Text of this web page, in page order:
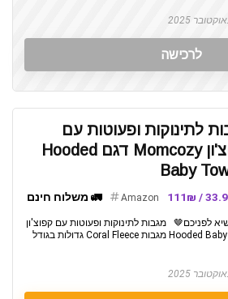
לרכישה
לתינוקות ופעוטות עם
קפוצ'ון Momcozy דגם Hooded
Baby
33.99$
Amazon 🚛 משלוח חינם
לפניכם🤎 מגבות לתינוקות ופעוטות עם קפוצ'ון
Momcozy דגם Hooded Baby Towels 2 מגבות Coral Fleece גדולות בגודל